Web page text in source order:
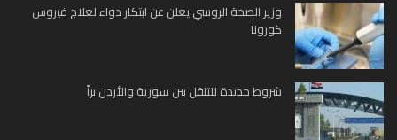
وزير الصحة الروسي يعلن عن ابتكار دواء لعلاج فيروس
كورونا
شروط جديدة للتنقل بين سورية والأردن براً